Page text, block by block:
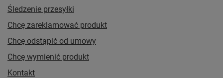
Śledzenie przesyłki
Chcę zareklamować produkt
Chcę odstąpić od umowy
Chcę wymienić produkt
Kontakt